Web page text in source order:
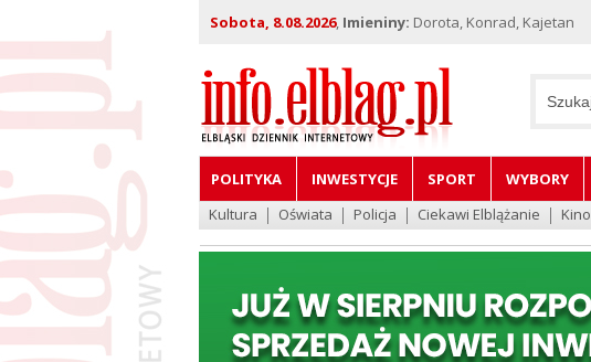
Sobota, 8.08.2026, Imieniny: Dorota, Konrad, Kajetan
POLITYKA INWESTYCJE SPORT WYBORY
Kultura
Oświata Policja Ciekawi Elblążanie Kino